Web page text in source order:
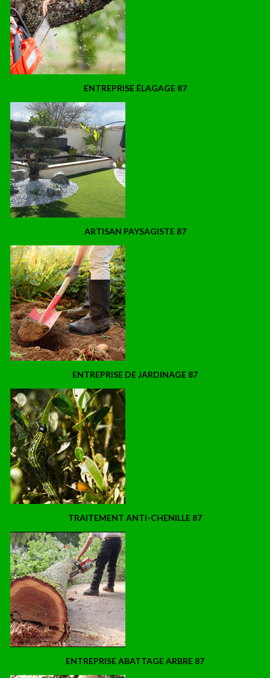
ENTREPRISE ÉLAGAGE 87
ARTISAN PAYSAGISTE 87
ENTREPRISE DE JARDINAGE 87
TRAITEMENT ANTI-CHENILLE 87
ENTREPRISE ABATTAGE ARBRE 87